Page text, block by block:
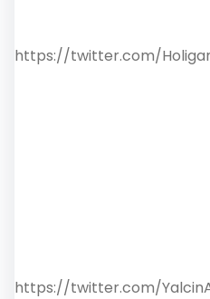
https://twitter.com/
https://twitter.com/